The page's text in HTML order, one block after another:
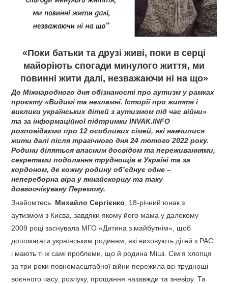
«Поки батьки та друзі живі, поки в серці
майоріють спогади минулого життя, ми
повинні жити далі, незважаючи ні на що»
До Міжнародного дня обізнаності про аутизм у рамках
проєкту «Видимі та незламні. Історії про життя і
виклики українських дітей з аутизмом під час війни»
та за інформаційної підтримки INVAK.INFO
розповідаємо про 12 особливих сімей, які навчилися
жити далі після трагічного дня 24 лютого 2022 року.
Родини діляться власним досвідом та переживаннями,
секретами подолання труднощів в Україні та за
кордоном, де кожну родину об’єднує одне –
непереборна віра у якнайскоршу та таку
довгоочікувану Перемогу.
Знайомтесь: Михайло Сергієнко, 18-річний юнак з
аутизмом з Києва, завдяки якому його мама у далекому
2009 році заснувала МГО «Дитина з майбутнім», щоб
допомагати українським родинам, які виховують дітей з РАС
і мають ті ж самі проблеми, що й родина Міші. Сім’я хлопця
за три роки повномасштабної війни пережила всі труднощі
воєнного часу, розлуку, прощання назавжди та зневіру. Та